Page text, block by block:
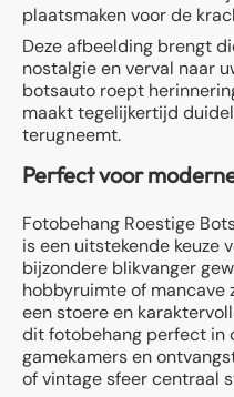
plaatsmaken voor de
Deze afbeelding brengt
nostalgie en verval naar
botsauto roept
maakt tegelijkertijd
terugneemt.
Perfect voor
Fotobehang Roestige
is een uitstekende keuze
bijzondere blikvanger
hobbyruimte of mancave
een stoere en
dit fotobehang perfect in
gamekamers en
of vintage sfeer centraal